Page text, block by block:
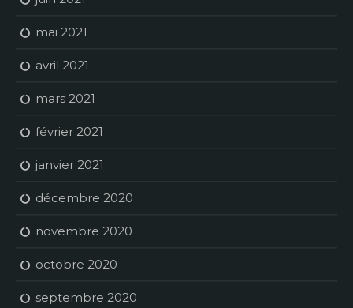
mai 2021
avril 2021
mars 2021
février 2021
janvier 2021
décembre 2020
novembre 2020
octobre 2020
septembre 2020